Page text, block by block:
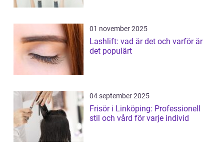
01 november 2025
Lashlift: vad är det och varför är
det populärt
04 september 2025
Frisör i Linköping: Professionell
stil och vård för varje individ